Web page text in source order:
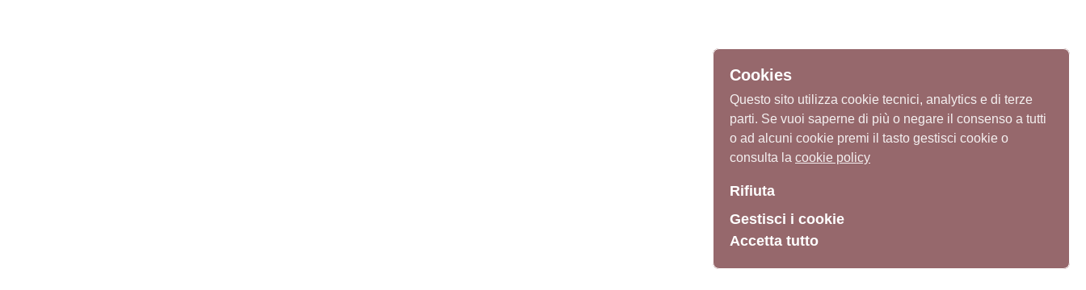
Cookies
Questo sito utilizza cookie tecnici, analytics e di terze
parti. Se vuoi saperne di più o negare il consenso a tutti
o ad alcuni cookie premi il tasto gestisci cookie o
consulta la cookie policy
Rifiuta
Gestisci i cookie
Accetta tutto